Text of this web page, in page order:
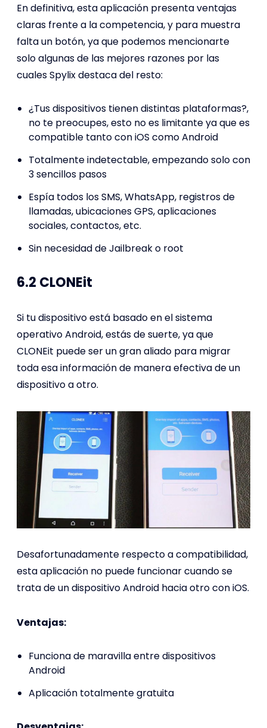
En definitiva, esta aplicación presenta ventajas
claras frente a la competencia, y para muestra
falta un botón, ya que podemos mencionarte
solo algunas de las mejores razones por las
cuales Spylix destaca del resto:
¿Tus dispositivos tienen distintas plataformas?,
no te preocupes, esto no es limitante ya que es
compatible tanto con iOS como Android
Totalmente indetectable, empezando solo con
3 sencillos pasos
Espía todos los SMS, WhatsApp, registros de
llamadas, ubicaciones GPS, aplicaciones
sociales, contactos, etc.
Sin necesidad de Jailbreak o root
6.2 CLONEit
Si tu dispositivo está basado en el sistema
operativo Android, estás de suerte, ya que
CLONEit puede ser un gran aliado para migrar
toda esa información de manera efectiva de un
dispositivo a otro.
Desafortunadamente respecto a compatibilidad,
esta aplicación no puede funcionar cuando se
trata de un dispositivo Android hacia otro con iOS.
Ventajas:
Funciona de maravilla entre dispositivos
Android
Aplicación totalmente gratuita